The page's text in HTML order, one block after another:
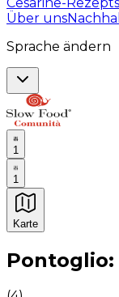
Über uns
Sprache ändern
1
1
Karte
Unvergessliche
Pontoglio: